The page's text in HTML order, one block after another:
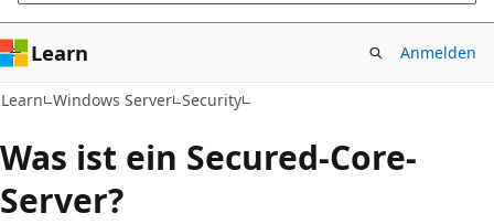
Learn Anmelden
Learn Windows Server Security
Was ist ein Secured-Core-
Server?